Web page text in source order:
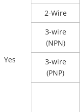
Yes
2-Wire
3-wire
(NPN)
3-wire
(PNP)